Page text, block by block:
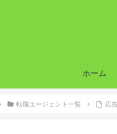
ホーム
転職エージェント一覧 広